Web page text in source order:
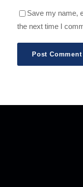
Save my name,
the next time I